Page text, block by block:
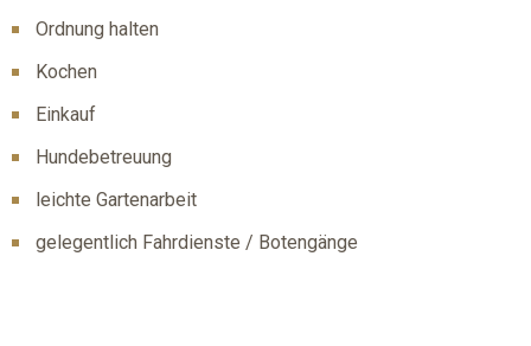
Ordnung halten
Kochen
Einkauf
Hundebetreuung
leichte Gartenarbeit
gelegentlich Fahrdienste / Botengänge